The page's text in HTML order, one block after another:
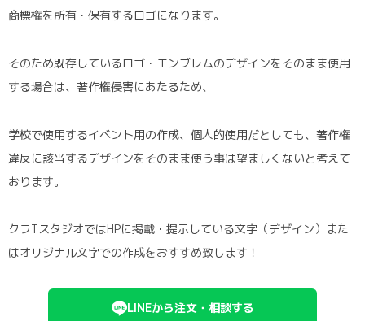
商標権を所有・保有するロゴになります。
そのため既存しているロゴ・エンブレムのデザインをそのまま使用
する場合は、著作権侵害にあたるため、
学校で使用するイベント用の作成、個人的使用だとしても、著作権
違反に該当するデザインをそのまま使う事は望ましくないと考えて
おります。
クラTスタジオではHPに掲載・提示している文字（デザイン）また
はオリジナル文字での作成をおすすめ致します！
LINEから注文・相談する